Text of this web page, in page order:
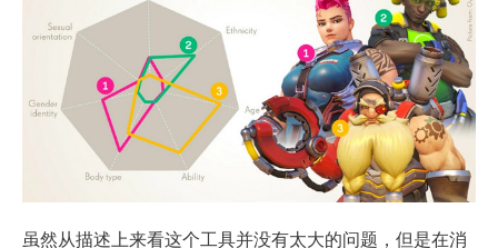
虽然从描述上来看这个工具并没有太大的问题，但是在消